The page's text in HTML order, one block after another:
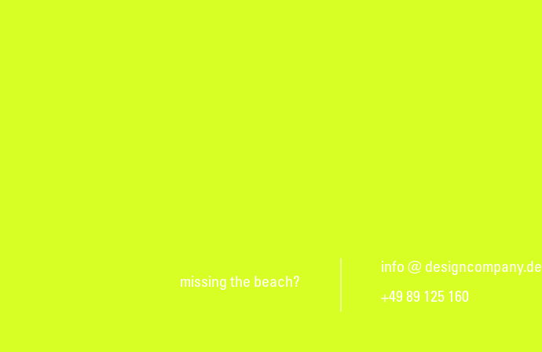
missing the beach?
info @ designcompany.de
+49 89 125 160